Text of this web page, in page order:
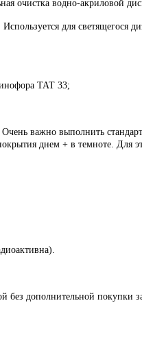
очистка водно-акриловой
для светящегося
ТАТ 33;
важно выполнить
днем + в темноте. Для
без дополнительной покупки